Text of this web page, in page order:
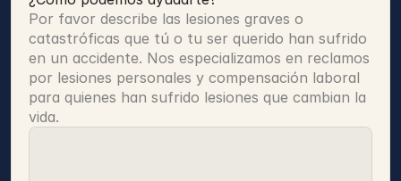
Por favor describe las lesiones graves o
catastróficas que tú o tu ser querido han sufrido
en un accidente. Nos especializamos en reclamos
por lesiones personales y compensación laboral
para quienes han sufrido lesiones que cambian la
vida.